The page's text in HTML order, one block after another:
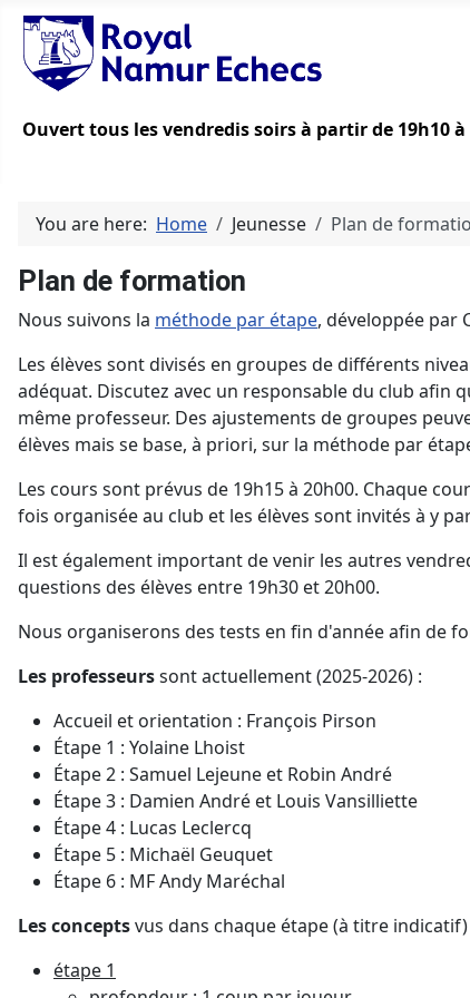
Ouvert tous les vendredis soirs à partir de 19h10
You are here: Home Jeunesse Plan de
Plan de formation
Nous suivons la méthode par étape, développée par
Les élèves sont divisés en groupes de différents
adéquat. Discutez avec un responsable du club afin
même professeur. Des ajustements de groupes
élèves mais se base, à priori, sur la méthode par
Les cours sont prévus de 19h15 à 20h00. Chaque
fois organisée au club et les élèves sont invités à y
Il est également important de venir les autres
questions des élèves entre 19h30 et 20h00.
Nous organiserons des tests en fin d'année afin de
Les professeurssont actuellement (2025-2026) :
Accueil et orientation : François Pirson
Étape 1 : Yolaine Lhoist
Étape 2 : Samuel Lejeune et Robin André
Étape 3 : Damien André et Louis Vansilliette
Étape 4 : Lucas Leclercq
Étape 5 : Michaël Geuquet
Étape 6 : MF Andy Maréchal
Les conceptsvus dans chaque étape (à titre indicatif)
étape 1